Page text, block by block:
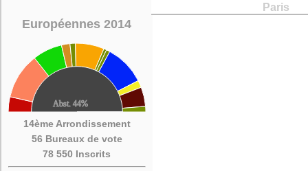
Européennes 2014
14ème Arrondissement
56 Bureaux de vote
78 550 Inscrits
Paris